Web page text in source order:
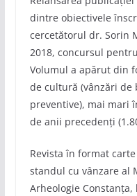
dintre obiectivele
cercetătorul dr. Sorin
2018, concursul
Volumul a apărut din
de cultură (vânzări de
preventive), mai mari
de anii precedenți
Revista în format
standul cu vânzare al
Arheologie